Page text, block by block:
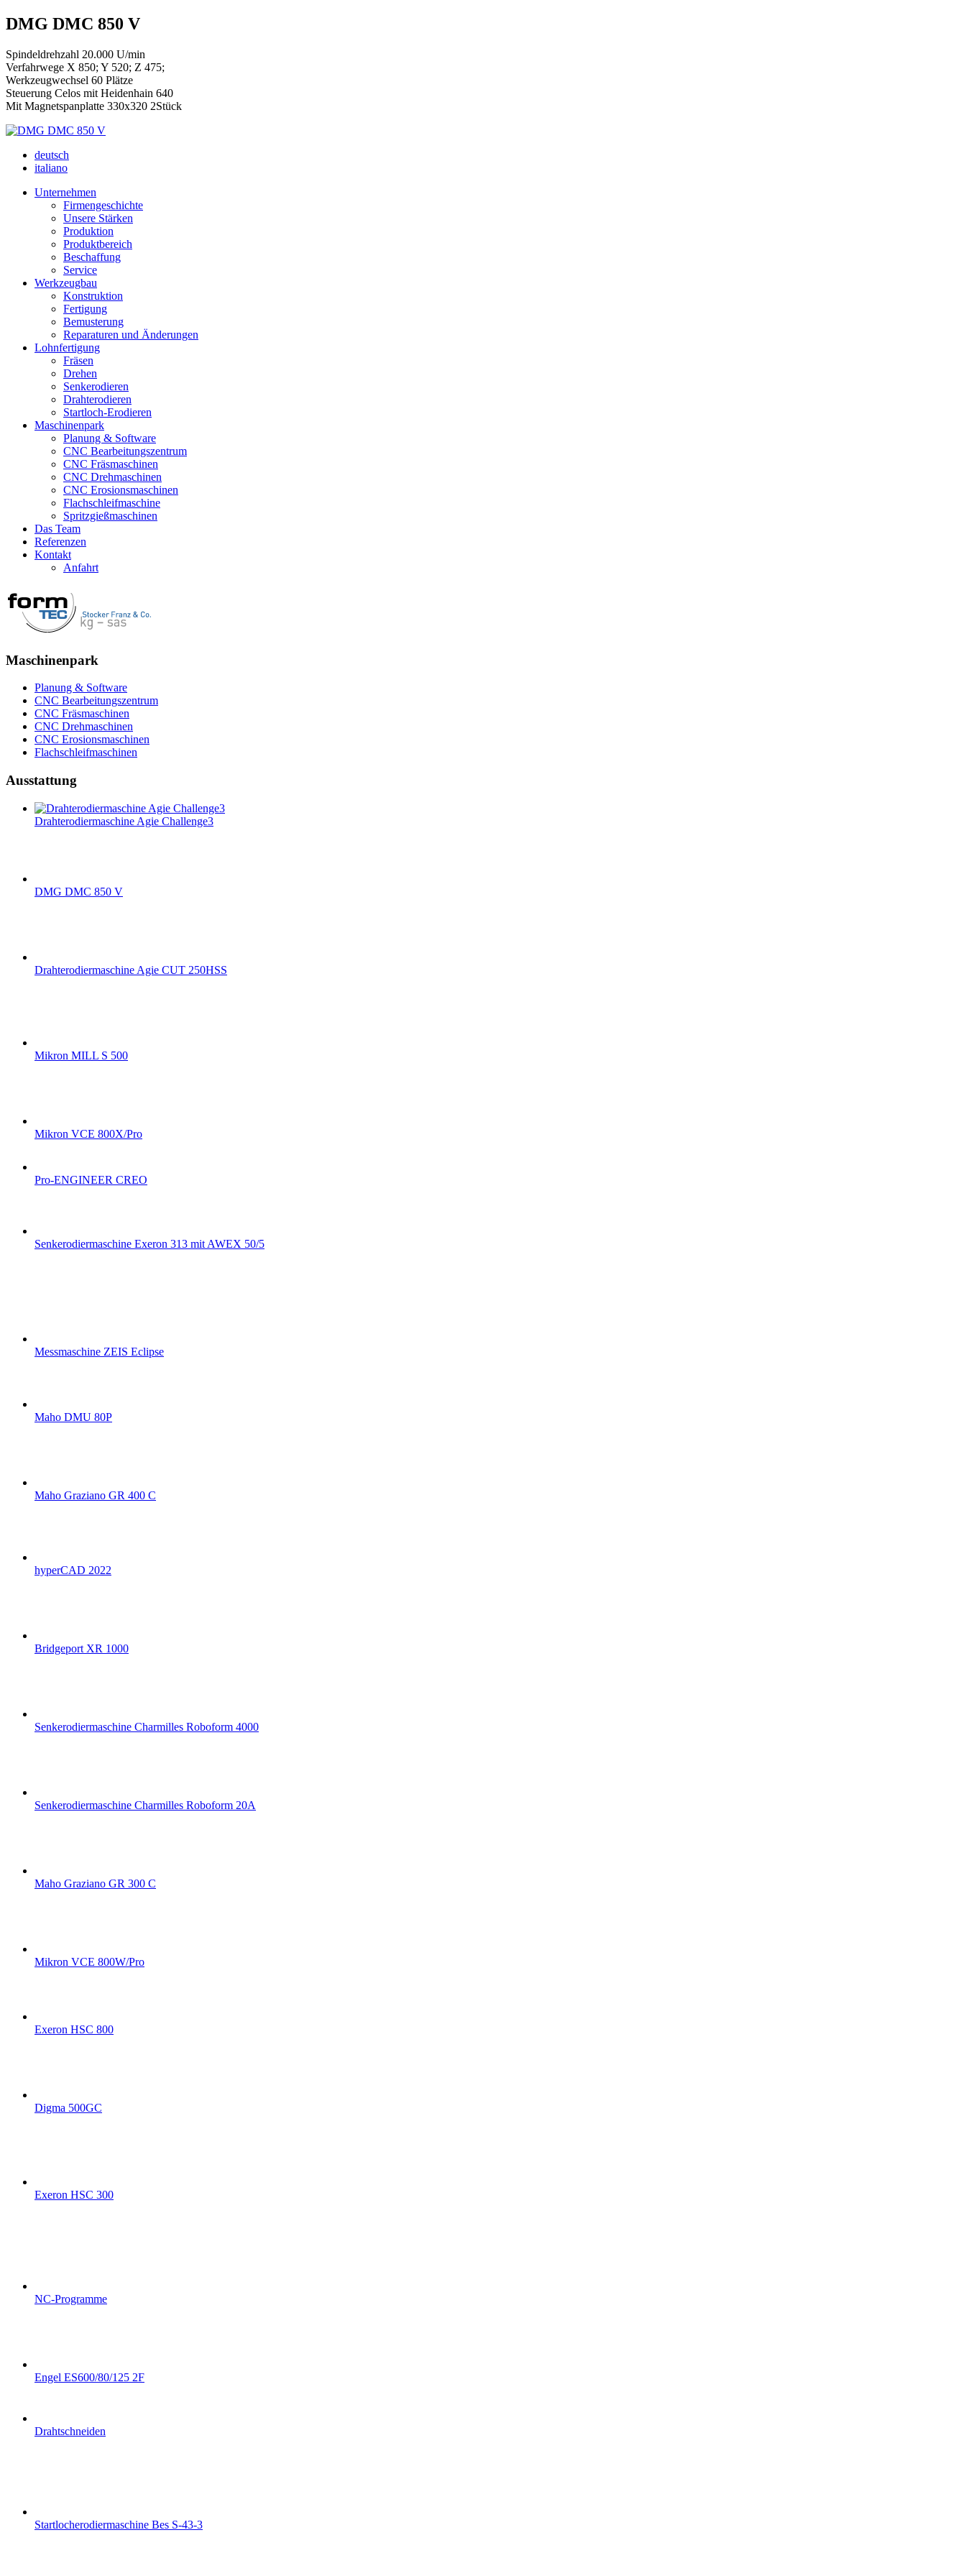
DMG DMC 850 V
Spindeldrehzahl 20.000 U/min
Verfahrwege X 850; Y 520; Z 475;
Werkzeugwechsel 60 Plätze
Steuerung Celos mit Heidenhain 640
Mit Magnetspanplatte 330x320 2Stück
deutsch
italiano
Unternehmen
Firmengeschichte
Unsere Stärken
Produktion
Produktbereich
Beschaffung
Service
Werkzeugbau
Konstruktion
Fertigung
Bemusterung
Reparaturen und Änderungen
Lohnfertigung
Fräsen
Drehen
Senkerodieren
Drahterodieren
Startloch-Erodieren
Maschinenpark
Planung & Software
CNC Bearbeitungszentrum
CNC Fräsmaschinen
CNC Drehmaschinen
CNC Erosionsmaschinen
Flachschleifmaschine
Spritzgießmaschinen
Das Team
Referenzen
Kontakt
Anfahrt
Maschinenpark
Planung & Software
CNC Bearbeitungszentrum
CNC Fräsmaschinen
CNC Drehmaschinen
CNC Erosionsmaschinen
Flachschleifmaschinen
Ausstattung
Drahterodiermaschine Agie Challenge3
DMG DMC 850 V
Drahterodiermaschine Agie CUT 250HSS
Mikron MILL S 500
Mikron VCE 800X/Pro
Pro-ENGINEER CREO
Senkerodiermaschine Exeron 313 mit AWEX 50/5
Messmaschine ZEIS Eclipse
Maho DMU 80P
Maho Graziano GR 400 C
hyperCAD 2022
Bridgeport XR 1000
Senkerodiermaschine Charmilles Roboform 4000
Senkerodiermaschine Charmilles Roboform 20A
Maho Graziano GR 300 C
Mikron VCE 800W/Pro
Exeron HSC 800
Digma 500GC
Exeron HSC 300
NC-Programme
Engel ES600/80/125 2F
Drahtschneiden
Startlocherodiermaschine Bes S-43-3